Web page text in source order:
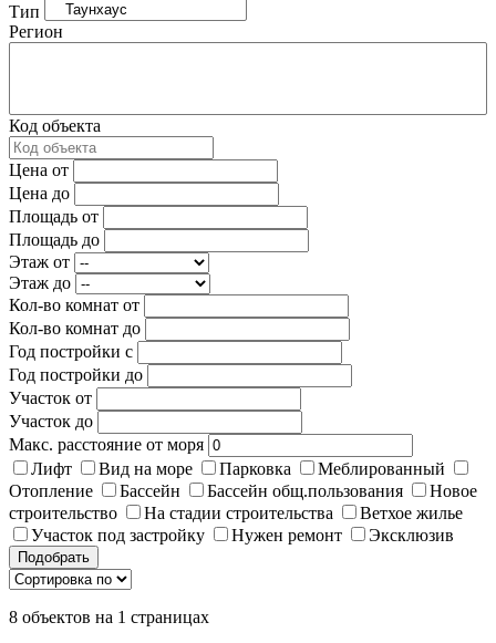
Тип
Регион
Код объекта
Цена от
Цена до
Площадь от
Площадь до
Этаж от
Этаж до
Кол-во комнат от
Кол-во комнат до
Год постройки с
Год постройки до
Участок от
Участок до
Макс. расстояние от моря
Лифт
Вид на море Парковка
Меблированный
Отопление
Бассейн Бассейн общ.пользования
Новое
строительство
На стадии строительства
Ветхое жилье
Участок под застройку
Нужен ремонт Эксклюзив
Подобрать
8 объектов на 1 страницах